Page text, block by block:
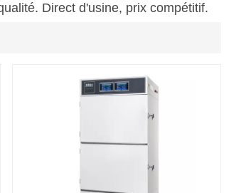
Indonesia
Direct d'usine, prix compétitif.